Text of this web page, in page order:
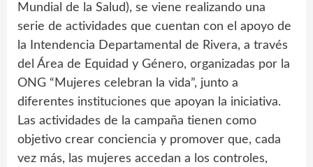
Mundial de la Salud), se viene realizando una
serie de actividades que cuentan con el apoyo de
la Intendencia Departamental de Rivera, a través
del Área de Equidad y Género, organizadas por la
ONG “Mujeres celebran la vida”, junto a
diferentes instituciones que apoyan la iniciativa.
Las actividades de la campaña tienen como
objetivo crear conciencia y promover que, cada
vez más, las mujeres accedan a los controles,